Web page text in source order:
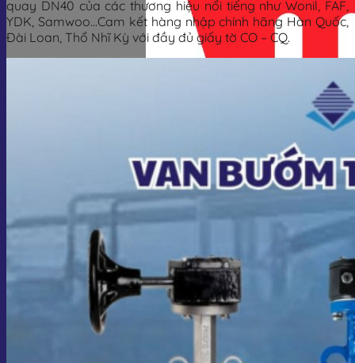
Giỏ hàng
quay DN40 của các thương hiệu nổi tiếng như Wonil, FAF,
YDK, Samwoo…Cam kết hàng nhập chính hãng Hàn Quốc,
Đài Loan, Thổ Nhĩ Kỳ với đầy đủ giấy tờ CO – CQ.